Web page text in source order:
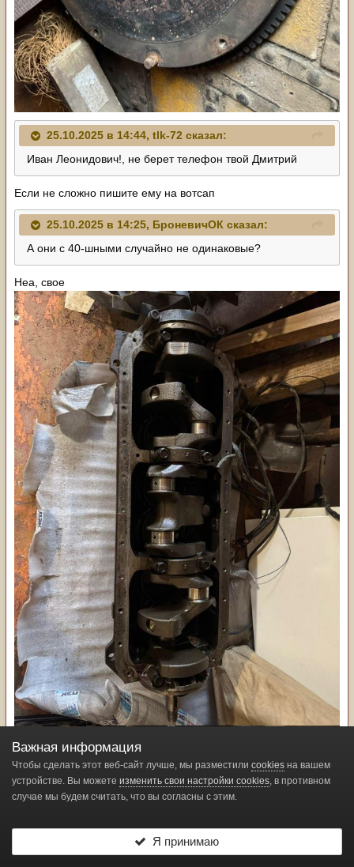
25.10.2025 в 14:44, tlk-72 сказал:
Иван Леонидович!, не берет телефон твой Дмитрий
Если не сложно пишите ему на вотсап
25.10.2025 в 14:25, БроневичОК сказал:
А они с 40-шными случайно не одинаковые?
Неа, свое
Важная информация
Чтобы сделать этот веб-сайт лучше, мы разместили cookies на вашем
устройстве. Вы можете изменить свои настройки cookies, в противном
случае мы будем считать, что вы согласны с этим.
Я принимаю